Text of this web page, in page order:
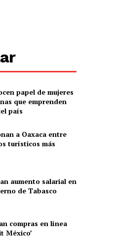
papel de mujeres
que emprenden
país
a Oaxaca entre
turísticos más
aumento salarial en
de Tabasco
compras en línea
México’